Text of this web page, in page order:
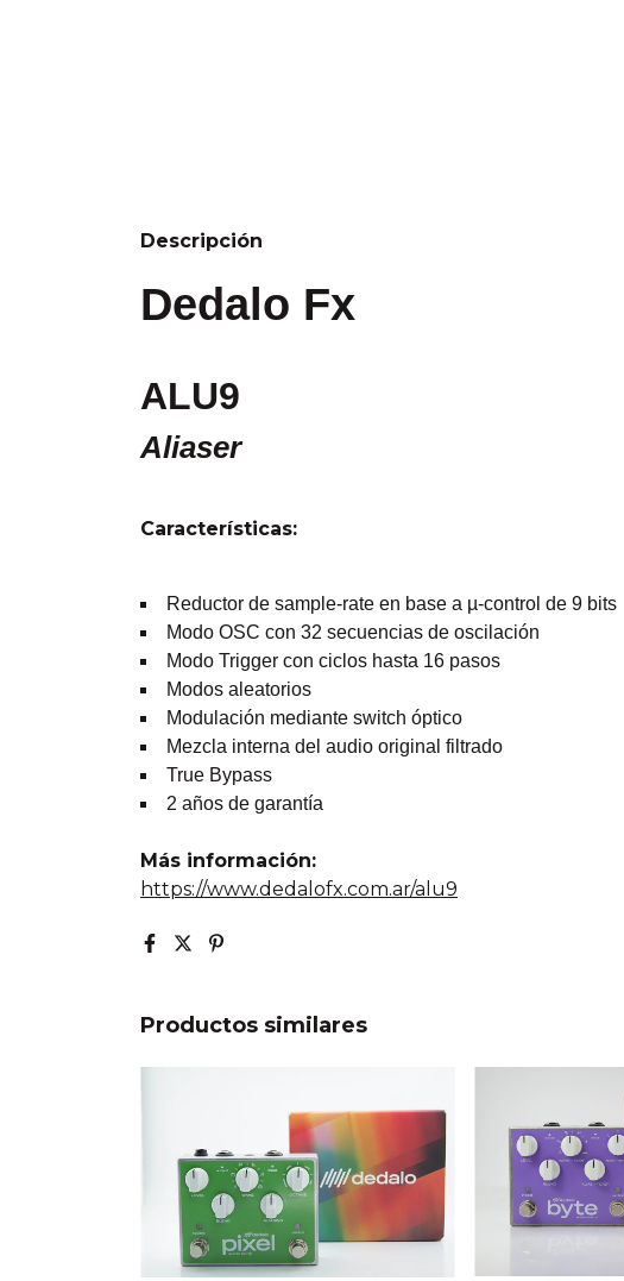
Descripción
Dedalo Fx
ALU9
Aliaser
Características:
Reductor de sample-rate en base a µ-control de 9 bits
Modo OSC con 32 secuencias de oscilación
Modo Trigger con ciclos hasta 16 pasos
Modos aleatorios
Modulación mediante switch óptico
Mezcla interna del audio original filtrado
True Bypass
2 años de garantía
Más información:
https://www.dedalofx.com.ar/alu9
Productos similares